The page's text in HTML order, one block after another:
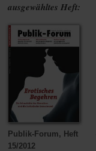
ausgewähltes Heft:
Publik-Forum, Heft
15/2012